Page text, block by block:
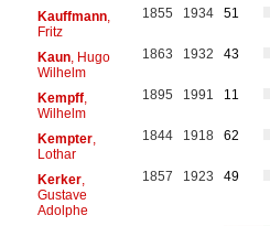
Kauffmann,
Fritz
1855 1934 51
Kaun, Hugo
Wilhelm
1863 1932 43
Kempff,
Wilhelm
1895 1991 11
Kempter,
Lothar
1844 1918 62
Kerker,
Gustave
Adolphe
1857 1923 49